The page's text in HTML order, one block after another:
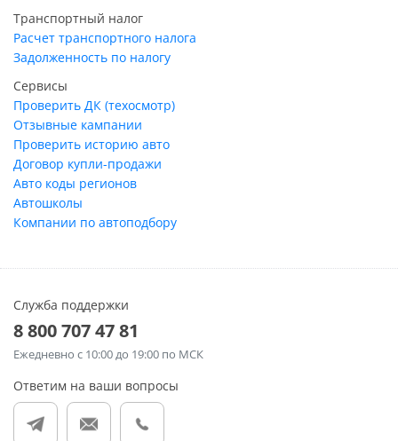
Транспортный налог
Расчет транспортного налога
Задолженность по налогу
Сервисы
Проверить ДК (техосмотр)
Отзывные кампании
Проверить историю авто
Договор купли-продажи
Авто коды регионов
Автошколы
Компании по автоподбору
Служба поддержки
8 800 707 47 81
Ежедневно с 10:00 до 19:00 по МСК
Ответим на ваши вопросы